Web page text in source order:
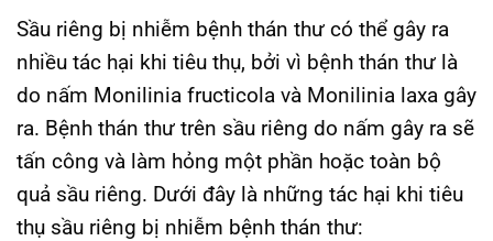
Sầu riêng bị nhiễm bệnh thán thư có thể gây ra
nhiều tác hại khi tiêu thụ, bởi vì bệnh thán thư là
do nấm Monilinia fructicola và Monilinia laxa gây
ra. Bệnh thán thư trên sầu riêng do nấm gây ra sẽ
tấn công và làm hỏng một phần hoặc toàn bộ
quả sầu riêng. Dưới đây là những tác hại khi tiêu
thụ sầu riêng bị nhiễm bệnh thán thư: